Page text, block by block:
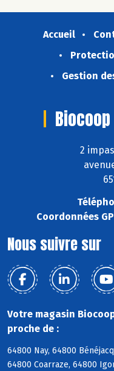
Accueil
Gestion
2
Coordonnées
Nous suivre sur
Votre magasin
proche de :
64800 Nay, 64800
64800 Coarraze, 64800